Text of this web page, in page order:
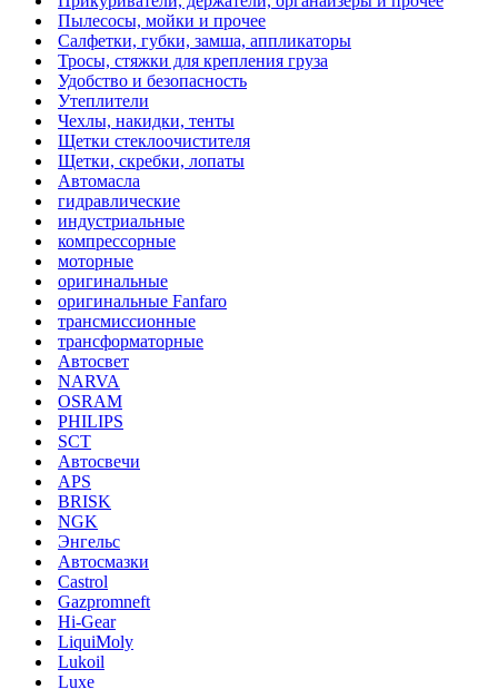
Пылесосы, мойки и прочее
Салфетки, губки, замша, аппликаторы
Тросы, стяжки для крепления груза
Удобство и безопасность
Утеплители
Чехлы, накидки, тенты
Щетки стеклоочистителя
Щетки, скребки, лопаты
Автомасла
гидравлические
индустриальные
компрессорные
моторные
оригинальные
оригинальные Fanfaro
трансмиссионные
трансформаторные
Автосвет
NARVA
OSRAM
PHILIPS
SCT
Автосвечи
APS
BRISK
NGK
Энгельс
Автосмазки
Castrol
Gazpromneft
Hi-Gear
LiquiMoly
Lukoil
Luxe